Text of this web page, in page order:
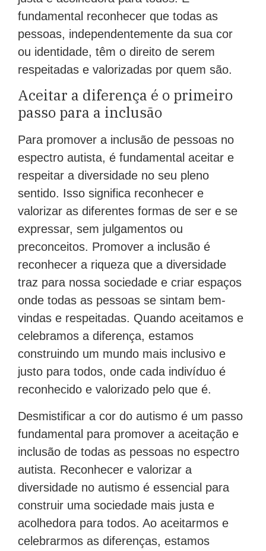
fundamental reconhecer que todas as
pessoas, independentemente da sua cor
ou identidade, têm o direito de serem
respeitadas e valorizadas por quem são.
Aceitar a diferença é o primeiro
passo para a inclusão
Para promover a inclusão de pessoas no
espectro autista, é fundamental aceitar e
respeitar a diversidade no seu pleno
sentido. Isso significa reconhecer e
valorizar as diferentes formas de ser e se
expressar, sem julgamentos ou
preconceitos. Promover a inclusão é
reconhecer a riqueza que a diversidade
traz para nossa sociedade e criar espaços
onde todas as pessoas se sintam bem-
vindas e respeitadas. Quando aceitamos e
celebramos a diferença, estamos
construindo um mundo mais inclusivo e
justo para todos, onde cada indivíduo é
reconhecido e valorizado pelo que é.
Desmistificar a cor do autismo é um passo
fundamental para promover a aceitação e
inclusão de todas as pessoas no espectro
autista. Reconhecer e valorizar a
diversidade no autismo é essencial para
construir uma sociedade mais justa e
acolhedora para todos. Ao aceitarmos e
celebrarmos as diferenças, estamos